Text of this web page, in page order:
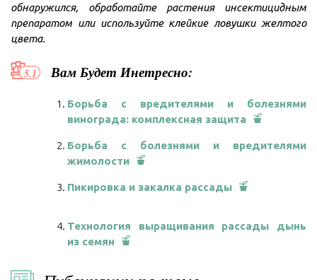
обнаружился, обработайте растения инсектицидным
препаратом или используйте клейкие ловушки желтого
цвета.
Вам Будет Инетресно:
Борьба с вредителями и болезнями
винограда: комплексная защита
Борьба с болезнями и вредителями
жимолости
Пикировка и закалка рассады
Технология выращивания рассады дынь
из семян